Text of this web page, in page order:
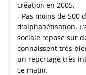
création en 2005.
- Pas moins de 500
d'alphabétisation.
sociale repose sur
connaissent très
un reportage très
ce matin.